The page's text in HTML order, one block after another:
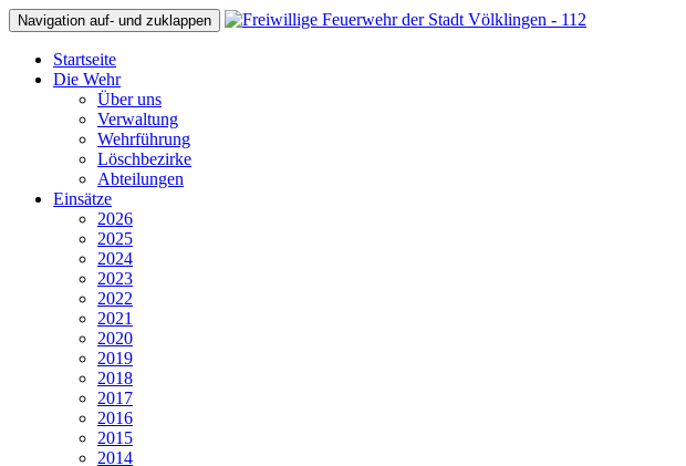
Navigation auf- und zuklappen
Startseite
Die Wehr
Über uns
Verwaltung
Wehrführung
Löschbezirke
Abteilungen
Einsätze
2026
2025
2024
2023
2022
2021
2020
2019
2018
2017
2016
2015
2014